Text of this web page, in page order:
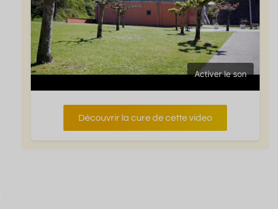
Activer le son
Découvrir la cure de cette video